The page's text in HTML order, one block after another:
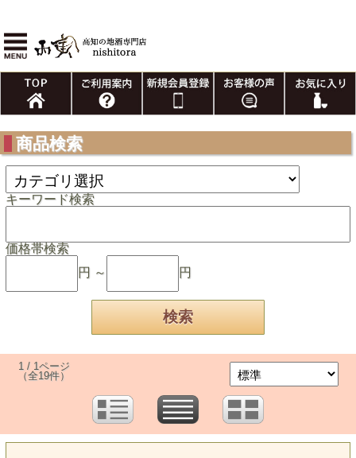
商品検索
キーワード検索
価格帯検索
円 ～
円
1 / 1ページ
（全19件）